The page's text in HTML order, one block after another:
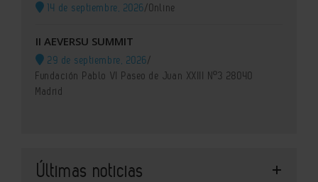
14 de septiembre, 2026/Online
II AEVERSU SUMMIT
29 de septiembre, 2026/
Fundación Pablo VI Paseo de Juan XXIII Nº3 28040
Madrid
Últimas noticias